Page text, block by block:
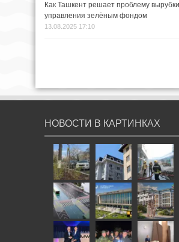
Как Ташкент решает проблему
управления зелёным фондом
13.08.2025 17:10
НОВОСТИ В КАРТИНКАХ